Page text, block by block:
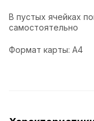
В пустых ячейках
самостоятельно
Формат карты: А4